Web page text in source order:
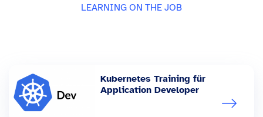
LEARNING ON THE JOB
Kubernetes Training für
Application Developer